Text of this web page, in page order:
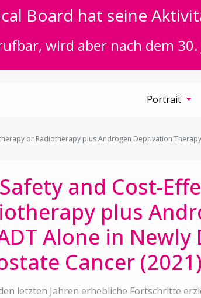
Board hat seine
wird aber nach dem
Portrait
or Radiotherapy plus Androgen Deprivation
and Cost-
plus
Alone in
Cancer (2021)
letzten Jahren erhebliche Fortschritte